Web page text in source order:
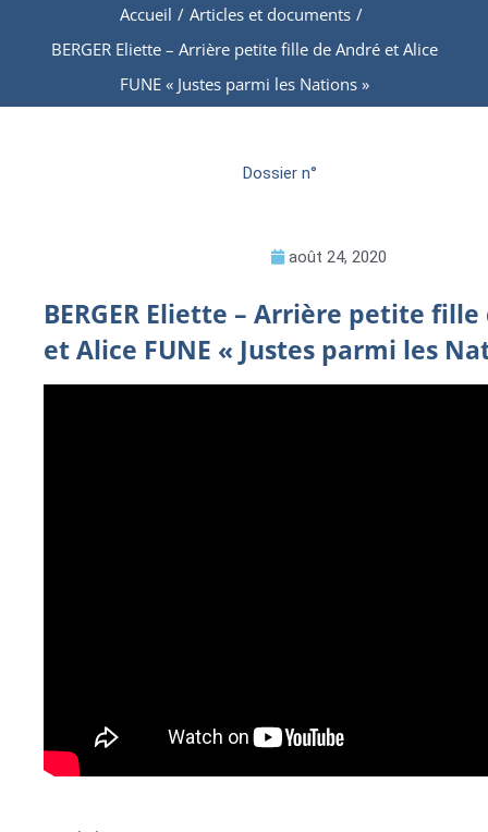
Accueil / Articles et documents /
BERGER Eliette – Arrière petite fille de André et Alice
FUNE « Justes parmi les Nations »
Dossier n°
août 24, 2020
BERGER Eliette – Arrière petite
et Alice FUNE « Justes parmi les